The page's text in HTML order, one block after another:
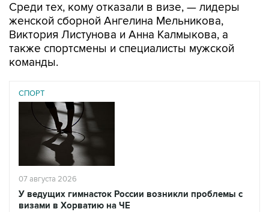
Среди тех, кому отказали в визе, — лидеры
женской сборной Ангелина Мельникова,
Виктория Листунова и Анна Калмыкова, а
также спортсмены и специалисты мужской
команды.
СПОРТ
07 августа 2026
У ведущих гимнасток России возникли проблемы с
визами в Хорватию на ЧЕ